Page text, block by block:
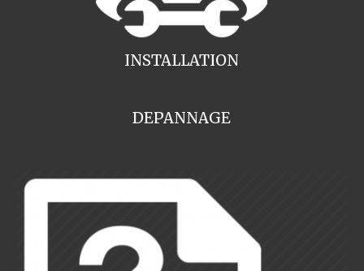
INSTALLATION
DEPANNAGE